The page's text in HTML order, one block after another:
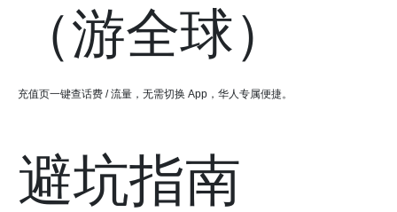
（游全球）
充值页一键查话费 / 流量，无需切换 App，华人专属便捷。
避坑指南